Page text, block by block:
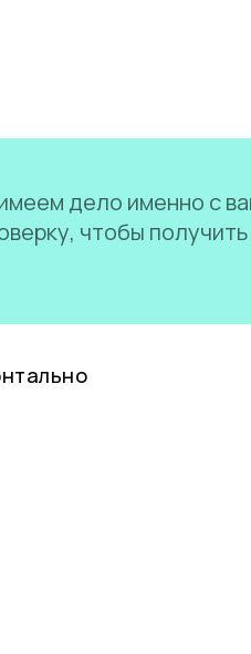
дело именно с
чтобы